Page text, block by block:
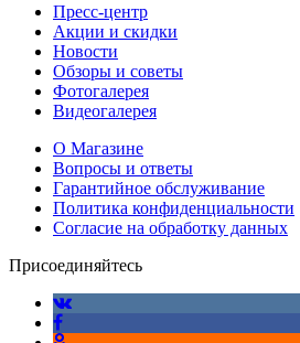
Пресс-центр
Акции и скидки
Новости
Обзоры и советы
Фотогалерея
Видеогалерея
О Магазине
Вопросы и ответы
Гарантийное обслуживание
Политика конфиденциальности
Согласие на обработку данных
Присоединяйтесь